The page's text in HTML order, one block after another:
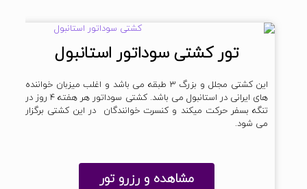
تور کشتی سوداتور استانبول
این کشتی مجلل و بزرگ ۳ طبقه می باشد و اغلب میزبان خواننده
های ایرانی در استانبول می باشد. کشتی سوداتور هر هفته ۴ روز در
تنگه بسفر حرکت میکند و کنسرت خوانندگان در این کشتی برگزار
می شود.
مشاهده و رزرو تور